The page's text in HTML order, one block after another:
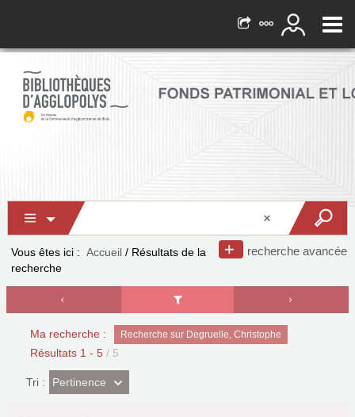
recherche avancée
Vous êtes ici : Accueil / Résultats de la
recherche
Ma recherche : Recherche sur Degruelle, Christophe
Résultats 1 - 5 / 5
Tri : (Effet
imédiat)
Pertinence